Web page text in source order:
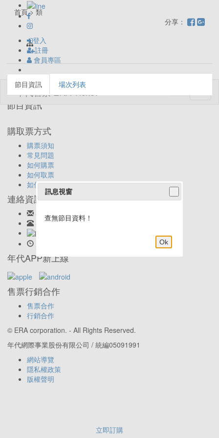
登入
註冊
會員專區
首頁 > 類
分享：
立即訂購
節目資訊 場次列表
節目資訊
購取票方式
購票須知
常見問題
如何購票
如何取票
如何退票
連絡資訊
客服信箱: ticket@eracom.com.tw
客服專線: 02-23419898
年代APP新上線
售票行銷合作
售票合作
行銷合作
© ERA corporation. - All Rights Reserved.
年代網際事業股份有限公司 / 統編05091991
網站導覽
隱私權政策
版權聲明
訊息視窗
查無節目資料！
Ok